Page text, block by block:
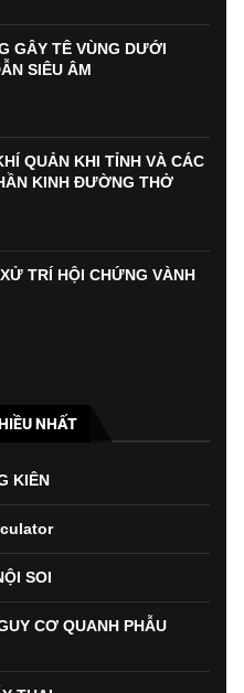
GÂY TÊ VÙNG DƯỚI
SIÊU ÂM
QUẢN KHI TỈNH VÀ CÁC
KINH ĐƯỜNG THỞ
TRÍ HỘI CHỨNG VÀNH
NHẤT
KIÊN
SOI
CƠ QUANH PHẪU